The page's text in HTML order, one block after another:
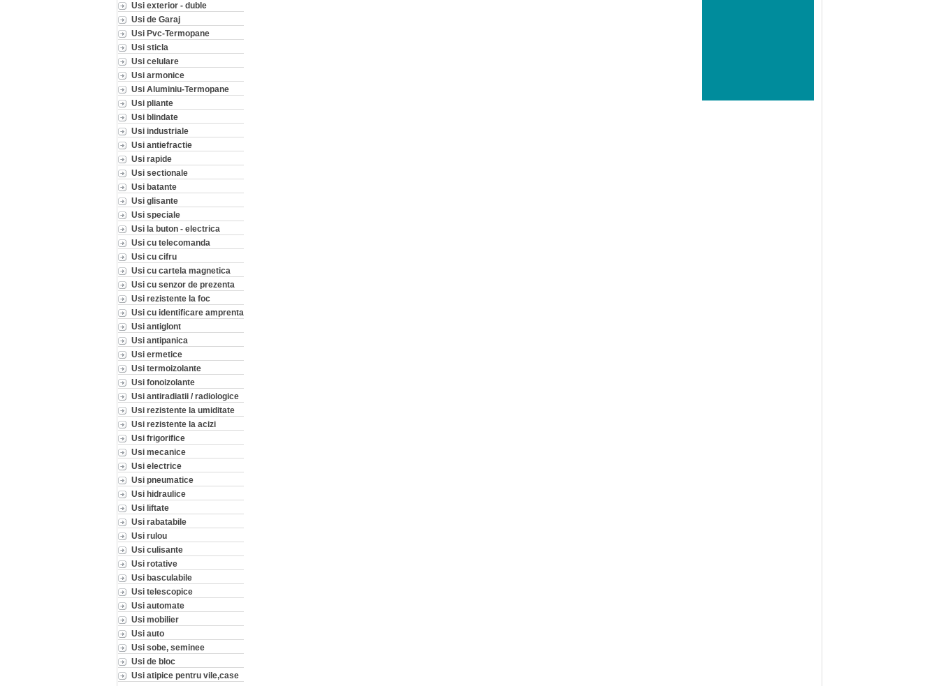
Usi exterior - duble
Usi de Garaj
Usi Pvc-Termopane
Usi sticla
Usi celulare
Usi armonice
Usi Aluminiu-Termopane
Usi pliante
Usi blindate
Usi industriale
Usi antiefractie
Usi rapide
Usi sectionale
Usi batante
Usi glisante
Usi speciale
Usi la buton - electrica
Usi cu telecomanda
Usi cu cifru
Usi cu cartela magnetica
Usi cu senzor de prezenta
Usi rezistente la foc
Usi cu identificare amprenta
Usi antiglont
Usi antipanica
Usi ermetice
Usi termoizolante
Usi fonoizolante
Usi antiradiatii / radiologice
Usi rezistente la umiditate
Usi rezistente la acizi
Usi frigorifice
Usi mecanice
Usi electrice
Usi pneumatice
Usi hidraulice
Usi liftate
Usi rabatabile
Usi rulou
Usi culisante
Usi rotative
Usi basculabile
Usi telescopice
Usi automate
Usi mobilier
Usi auto
Usi sobe, seminee
Usi de bloc
Usi atipice pentru vile,case